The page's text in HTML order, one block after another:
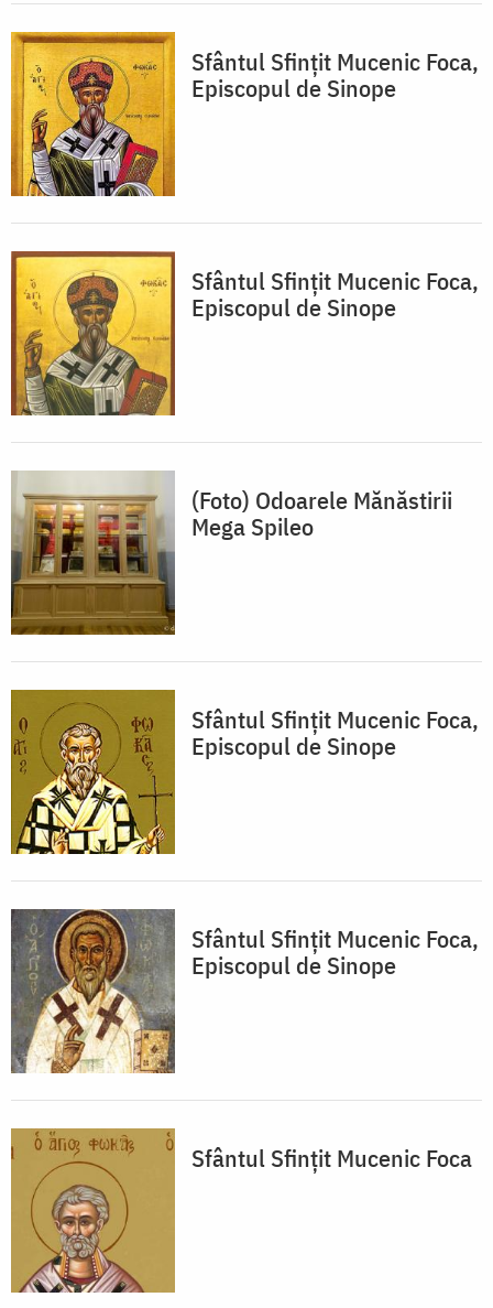
Sfântul Sfințit Mucenic Foca,
Episcopul de Sinope
Sfântul Sfințit Mucenic Foca,
Episcopul de Sinope
(Foto) Odoarele Mănăstirii
Mega Spileo
Sfântul Sfințit Mucenic Foca,
Episcopul de Sinope
Sfântul Sfințit Mucenic Foca,
Episcopul de Sinope
Sfântul Sfințit Mucenic Foca